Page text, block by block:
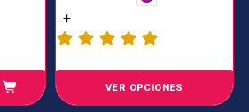
+
VER OPCIONES